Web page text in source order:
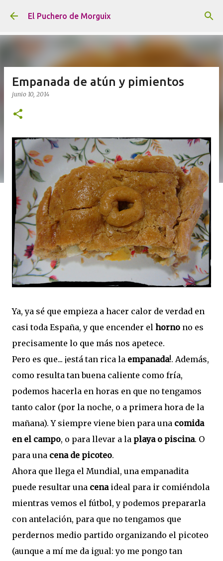
Ir al contenido principal
El Puchero de Morguix
Empanada de atún y pimientos
junio 10, 2014
Ya, ya sé que empieza a hacer calor de verdad en
casi toda España, y que encender el horno no es
precisamente lo que más nos apetece.
Pero es que... ¡está tan rica la empanada!. Además,
como resulta tan buena caliente como fría,
podemos hacerla en horas en que no tengamos
tanto calor (por la noche, o a primera hora de la
mañana). Y siempre viene bien para una comida
en el campo, o para llevar a la playa o piscina. O
para una cena de picoteo.
Ahora que llega el Mundial, una empanadita
puede resultar una cenaideal para ir comiéndola
mientras vemos el fútbol, y podemos prepararla
con antelación, para que no tengamos que
perdernos medio partido organizando el picoteo
(aunque a mí me da igual: yo me pongo tan